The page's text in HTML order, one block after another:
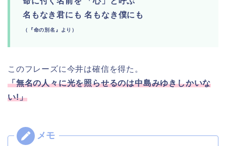
名もなき君にも 名もなき僕にも
（『命の別名』より）
このフレーズに今井は確信を得た。
「無名の人々に光を照らせるのは中島みゆきしかいな
い!」